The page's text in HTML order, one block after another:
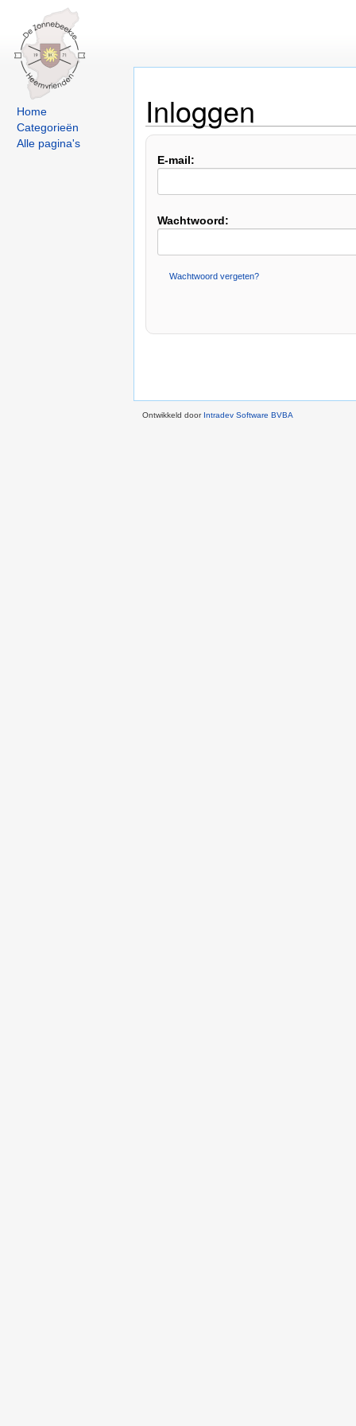
Home
Categorieën
Alle pagina's
Inloggen
E-mail:
Wachtwoord:
Wachtwoord vergeten?
Ontwikkeld door Intradev Software BVBA